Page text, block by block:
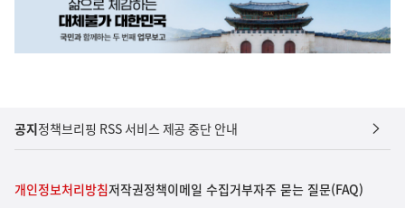
공지정책브리핑 RSS 서비스 제공 중단 안내
개인정보처리방침저작권정책이메일 수집거부자주 묻는 질문(FAQ)